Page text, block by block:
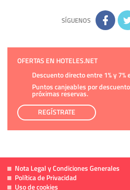
adicional y detallada sobre cómo
política de privacidad
SÍGUENOS
OFERTAS EN HOTELES.NET
Descuento directo entre 1% y
Puntos canjeables por
próximas reservas.
REGÍSTRATE
Nota Legal y Condiciones Generales
Política de Privacidad
Uso de cookies